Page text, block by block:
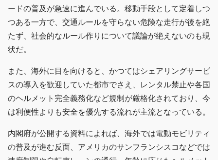
ードの普及が急速に進んでいる。移動手段として定着しつ
つある一方で、交通ルールを守らない危険な走行が後を絶
たず、社会的なルール作りについて議論が絶えないのも現
状だ。
また、海外に目を向けると、かつてはシェアリングサービ
スの導入を歓迎していた都市でさえ、レンタル禁止や各国
のヘルメット完全義務化など規制が厳格化されており、今
は利便性よりも安全を優先する流れが主流となっている。
内閣府が公開する資料によれば、海外では電動モビリティ
の普及が進む反面、アメリカのサンフランシスコなどでは